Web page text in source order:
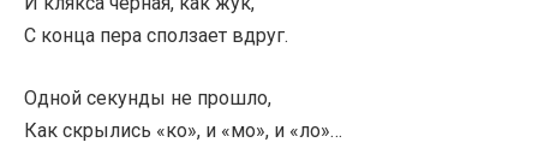
С конца пера сползает вдруг.
Одной секунды не прошло,
Как скрылись «ко», и «мо», и «ло»…